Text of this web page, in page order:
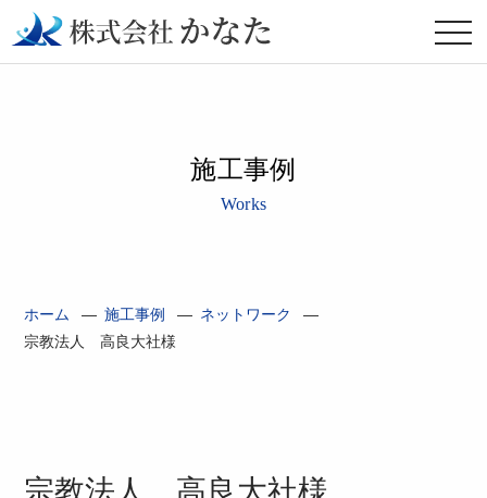
施工事例
Works
ホーム —施工事例 — ネットワーク
—
宗教法人 高良大社様
宗教法人 高良大社様